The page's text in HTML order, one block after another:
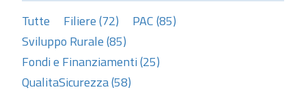
Tutte Filiere (72)
PAC (85)
Sviluppo Rurale (85)
Fondi e Finanziamenti (25)
QualitaSicurezza (58)